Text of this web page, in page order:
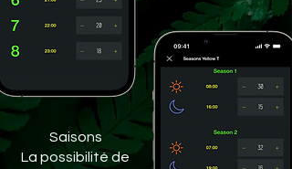
Saisons
La possibilité de